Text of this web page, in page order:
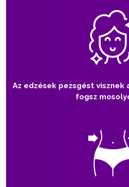
Az edzések pezsgést
fogsz